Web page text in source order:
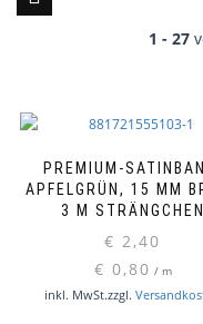
1 - 27
PREMIUM-
APFELGRÜN, 15 MM
3 M STRÄNGCHEN
€ 2,40
€ 0,80 / m
inkl. MwSt.zzgl.